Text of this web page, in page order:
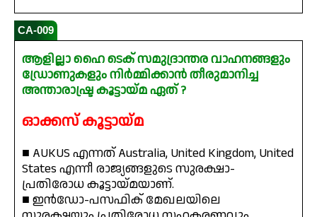
CA-009
ആളില്ലാ ഹൈ ടെക് സമുദ്രാന്തര വാഹനങ്ങളും
ഡ്രോണുകളും നിർമ്മിക്കാൻ തീരുമാനിച്ച
അന്താരാഷ്ട്ര കൂട്ടായ്മ ഏത് ?
ഓക്കസ് കൂട്ടായ്മ
■ AUKUS എന്നത് Australia, United Kingdom, United
States എന്നീ രാജ്യങ്ങളുടെ സുരക്ഷാ-
പ്രതിരോധ കൂട്ടായ്മയാണ്.
■ ഇൻഡോ-പസഫിക് മേഖലയിലെ